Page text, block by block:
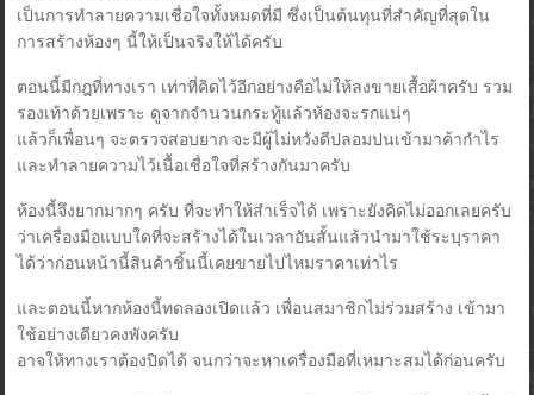
เป็นการทำลายความเชื่อใจทั้งหมดที่มี ซึ่งเป็นต้นทุนที่สำคัญที่สุดใน
การสร้างห้องๆ นี้ให้เป็นจริงให้ได้ครับ
ตอนนี้มีกฎที่ทางเรา เท่าที่คิดไว้อีกอย่างคือไม่ให้ลงขายเสื้อผ้าครับ รวม
รองเท้าด้วยเพราะ ดูจากจำนวนกระทู้แล้วห้องจะรกแน่ๆ
แล้วก็เพื่อนๆ จะตรวจสอบยาก จะมีผู้ไม่หวังดีปลอมปนเข้ามาค้ากำไร
และทำลายความไว้เนื้อเชื่อใจที่สร้างกันมาครับ
ห้องนี้จึงยากมากๆ ครับ ที่จะทำให้สำเร็จได้ เพราะยังคิดไม่ออกเลยครับ
ว่าเครื่องมือแบบใดที่จะสร้างได้ในเวลาอันสั้นแล้วนำมาใช้ระบุราคา
ได้ว่าก่อนหน้านี้สินค้าชิ้นนี้เคยขายไปไหมราคาเท่าไร
และตอนนี้หากห้องนี้ทดลองเปิดแล้ว เพื่อนสมาชิกไม่ร่วมสร้าง เข้ามา
ใช้อย่างเดียวคงพังครับ
อาจให้ทางเราต้องปิดได้ จนกว่าจะหาเครื่องมือที่เหมาะสมได้ก่อนครับ